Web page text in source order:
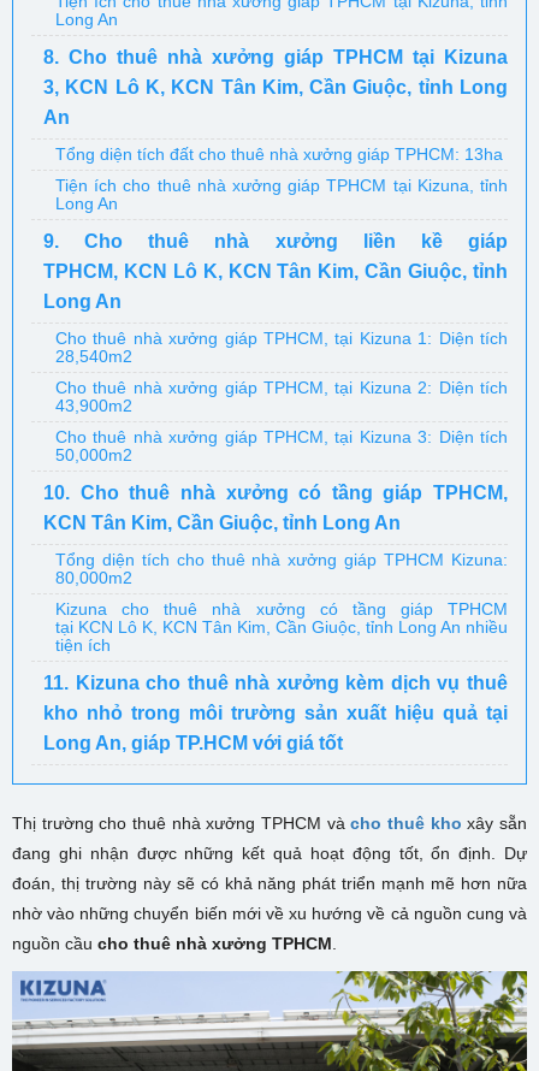
Long An
8. Cho thuê nhà xưởng giáp TPHCM tại Kizuna
3, KCN Lô K, KCN Tân Kim, Cần Giuộc, tỉnh Long
An
Tổng diện tích đất cho thuê nhà xưởng giáp TPHCM: 13ha
Tiện ích cho thuê nhà xưởng giáp TPHCM tại Kizuna, tỉnh
Long An
9. Cho thuê nhà xưởng liền kề giáp
TPHCM, KCN Lô K, KCN Tân Kim, Cần Giuộc, tỉnh
Long An
Cho thuê nhà xưởng giáp TPHCM, tại Kizuna 1: Diện tích
28,540m2
Cho thuê nhà xưởng giáp TPHCM, tại Kizuna 2: Diện tích
43,900m2
Cho thuê nhà xưởng giáp TPHCM, tại Kizuna 3: Diện tích
50,000m2
10. Cho thuê nhà xưởng có tầng giáp TPHCM,
KCN Tân Kim, Cần Giuộc, tỉnh Long An
Tổng diện tích cho thuê nhà xưởng giáp TPHCM Kizuna:
80,000m2
Kizuna cho thuê nhà xưởng có tầng giáp TPHCM
tại KCN Lô K, KCN Tân Kim, Cần Giuộc, tỉnh Long An nhiều
tiện ích
11. Kizuna cho thuê nhà xưởng kèm dịch vụ thuê
kho nhỏ trong môi trường sản xuất hiệu quả tại
Long An, giáp TP.HCM với giá tốt
Thị trường cho thuê nhà xưởng TPHCM vàcho thuê kho xây sẵn
đang ghi nhận được những kết quả hoạt động tốt, ổn định. Dự
đoán, thị trường này sẽ có khả năng phát triển mạnh mẽ hơn nữa
nhờ vào những chuyển biến mới về xu hướng về cả nguồn cung và
nguồn cầu cho thuê nhà xưởng TPHCM